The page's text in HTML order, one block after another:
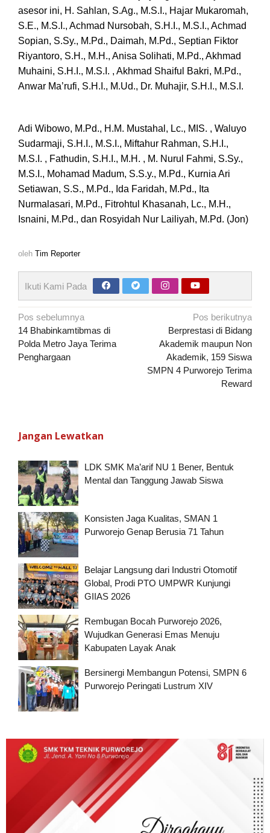
asesor ini, H. Sahlan, S.Ag., M.S.I., Hajar Mukaromah,
S.E., M.S.I., Achmad Nursobah, S.H.I., M.S.I., Achmad
Sopian, S.Sy., M.Pd., Daimah, M.Pd., Septian Fiktor
Riyantoro, S.H., M.H., Anisa Solihati, M.Pd., Akhmad
Muhaini, S.H.I., M.S.I. , Akhmad Shaiful Bakri, M.Pd.,
Anwar Ma’rufi, S.H.I., M.Ud., Dr. Muhajir, S.H.I., M.S.I.
Adi Wibowo, M.Pd., H.M. Mustahal, Lc., MIS. , Waluyo
Sudarmaji, S.H.I., M.S.I., Miftahur Rahman, S.H.I.,
M.S.I. , Fathudin, S.H.I., M.H. , M. Nurul Fahmi, S.Sy.,
M.S.I., Mohamad Madum, S.S.y., M.Pd., Kurnia Ari
Setiawan, S.S., M.Pd., Ida Faridah, M.Pd., Ita
Nurmalasari, M.Pd., Fitrohtul Khasanah, Lc., M.H.,
Isnaini, M.Pd., dan Rosyidah Nur Lailiyah, M.Pd. (Jon)
oleh Tim Reporter
Ikuti Kami Pada
Navigasi
pos
Pos sebelumnya
14 Bhabinkamtibmas di
Polda Metro Jaya Terima
Penghargaan
Pos berikutnya
Berprestasi di Bidang
Akademik maupun Non
Akademik, 159 Siswa
SMPN 4 Purworejo Terima
Reward
Jangan Lewatkan
LDK SMK Ma’arif NU 1 Bener, Bentuk
Mental dan Tanggung Jawab Siswa
Konsisten Jaga Kualitas, SMAN 1
Purworejo Genap Berusia 71 Tahun
Belajar Langsung dari Industri Otomotif
Global, Prodi PTO UMPWR Kunjungi
GIIAS 2026
Rembugan Bocah Purworejo 2026,
Wujudkan Generasi Emas Menuju
Kabupaten Layak Anak
Bersinergi Membangun Potensi, SMPN 6
Purworejo Peringati Lustrum XIV